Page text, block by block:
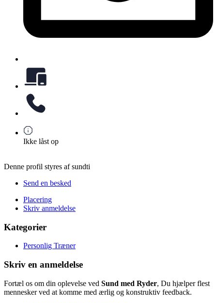
Ikke låst op
Denne profil styres af sundti
Send en besked
Placering
Skriv anmeldelse
Kategorier
Personlig Træner
Skriv en anmeldelse
Fortæl os om din oplevelse ved Sund med Ryder, Du hjælper flest
mennesker ved at komme med ærlig og konstruktiv feedback.